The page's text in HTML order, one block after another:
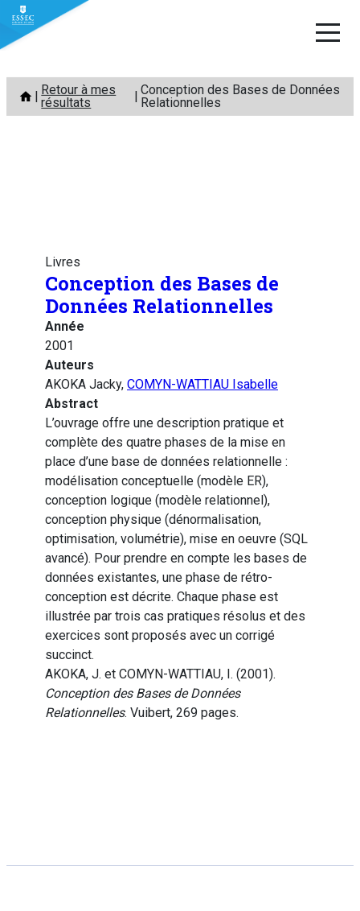
Aller
contenu
Retour à mes
résultats
Conception des Bases de Données
Relationnelles
Livres
Conception des Bases de
Données Relationnelles
Année
2001
Auteurs
AKOKA Jacky, COMYN-WATTIAU Isabelle
Abstract
L’ouvrage offre une description pratique et
complète des quatre phases de la mise en
place d’une base de données relationnelle :
modélisation conceptuelle (modèle ER),
conception logique (modèle relationnel),
conception physique (dénormalisation,
optimisation, volumétrie), mise en oeuvre (SQL
avancé). Pour prendre en compte les bases de
données existantes, une phase de rétro-
conception est décrite. Chaque phase est
illustrée par trois cas pratiques résolus et des
exercices sont proposés avec un corrigé
succinct.
AKOKA, J. et COMYN-WATTIAU, I. (2001).
Conception des Bases de Données
Relationnelles. Vuibert, 269 pages.